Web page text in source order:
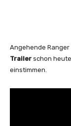
Angehende
Trailer schon
einstimmen.